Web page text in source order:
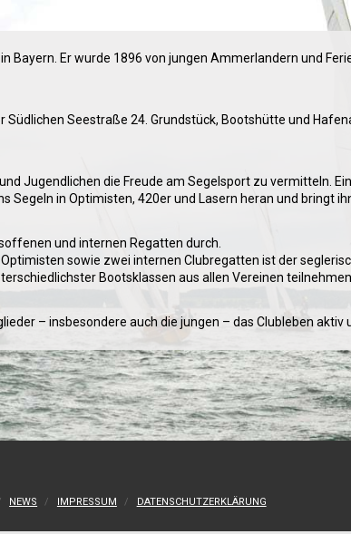
Bayern. Er wurde 1896 von jungen Ammerlandern und
Seestraße 24. Grundstück, Bootshütte und
Jugendlichen die Freude am Segelsport zu vermitteln.
in Optimisten, 420er und Lasern heran und bringt
und internen Regatten durch.
sowie zwei internen Clubregatten ist der
Bootsklassen aus allen Vereinen
– insbesondere auch die jungen – das Clubleben aktiv
NEWS IMPRESSUM DATENSCHUTZERKLÄRUNG